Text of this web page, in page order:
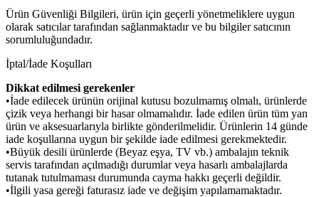
Ürün Güvenliği Bilgileri, ürün için geçerli yönetmeliklere uygun
olarak satıcılar tarafından sağlanmaktadır ve bu bilgiler satıcının
sorumluluğundadır.
İptal/İade Koşulları
Dikkat edilmesi gerekenler
•İade edilecek ürünün orijinal kutusu bozulmamış olmalı, ürünlerde
çizik veya herhangi bir hasar olmamalıdır. İade edilen ürün tüm yan
ürün ve aksesuarlarıyla birlikte gönderilmelidir. Ürünlerin 14 günde
iade koşullarına uygun bir şekilde iade edilmesi gerekmektedir.
•Büyük desili ürünlerde (Beyaz eşya, TV vb.) ambalajın teknik
servis tarafından açılmadığı durumlar veya hasarlı ambalajlarda
tutanak tutulmaması durumunda cayma hakkı geçerli değildir.
•İlgili yasa gereği faturasız iade ve değişim yapılamamaktadır.